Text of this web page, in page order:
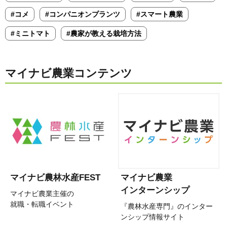
#コメ #コンパニオンプランツ #スマート農業
#ミニトマト #農家が教える栽培方法
マイナビ農業コンテンツ
マイナビ農林水産FEST
マイナビ農業主催の
就職・転職イベント
マイナビ農業
インターンシップ
『農林水産専門』のインター
ンシップ情報サイト